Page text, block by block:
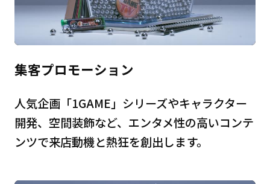
集客プロモーション
人気企画「1GAME」シリーズやキャラクター
開発、空間装飾など、エンタメ性の高いコンテ
ンツで来店動機と熱狂を創出します。